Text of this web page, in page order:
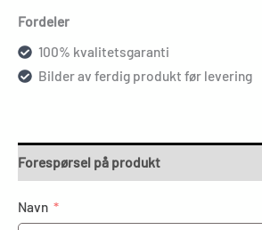
Fordeler
100% kvalitetsgaranti
Bilder av ferdig produkt før levering
Forespørsel på produkt
Navn